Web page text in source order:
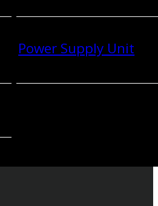
Power Supply Unit